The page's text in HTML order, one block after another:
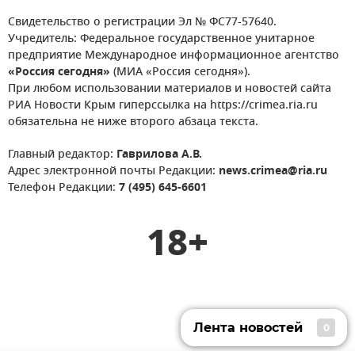
Свидетельство о регистрации Эл № ФС77-57640.
Учредитель: Федеральное государственное унитарное
предприятие Международное информационное агентство
«Россия сегодня» (МИА «Россия сегодня»).
При любом использовании материалов и новостей сайта
РИА Новости Крым гиперссылка на https://crimea.ria.ru
обязательна не ниже второго абзаца текста.
Главный редактор: Гаврилова А.В.
Адрес электронной почты Редакции: news.crimea@ria.ru
Телефон Редакции: 7 (495) 645-6601
18+
Лента новостей 0